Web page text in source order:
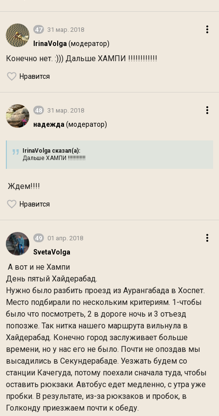
47 31 мар. 2018
IrinaVolga (модератор)
Конечно нет. :))) Дальше ХАМПИ !!!!!!!!!!!!
Нравится
48 31 мар. 2018
надежда (модератор)
IrinaVolga сказал(а):
Дальше ХАМПИ !!!!!!!!!!!!
Ждем!!!!
Нравится
49 01 апр. 2018
SvetaVolga
А вот и не Хампи
День пятый Хайдерабад.
Нужно было разбить проезд из Аурангабада в Хоспет.
Место подбирали по нескольким критериям. 1-чтобы
было что посмотреть, 2 в дороге ночь и 3 отъезд
попозже. Так нитка нашего маршрута вильнула в
Хайдерабад. Конечно город заслуживает больше
времени, но у нас его не было. Почти не опоздав мы
высадились в Секундерабаде. Уезжать будем со
станции Качегуда, потому поехали сначала туда, чтобы
оставить рюкзаки. Автобус едет медленно, с утра уже
пробки. В результате, из-за рюкзаков и пробок, в
Голконду приезжаем почти к обеду.